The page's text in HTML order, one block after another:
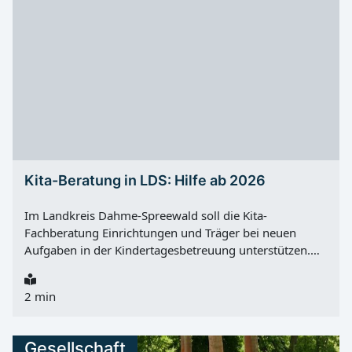
Kita-Beratung in LDS: Hilfe ab 2026
Im Landkreis Dahme-Spreewald soll die Kita-
Fachberatung Einrichtungen und Träger bei neuen
Aufgaben in der Kindertagesbetreuung unterstützen.
Bildung und Betreuung ab Samstag, 01.08.2026 für
neu eingeschulte Kinder nach § 24 Absatz 4 SGB VIII.
Zusammenarbeit zwischen Grundschulen und
2 min